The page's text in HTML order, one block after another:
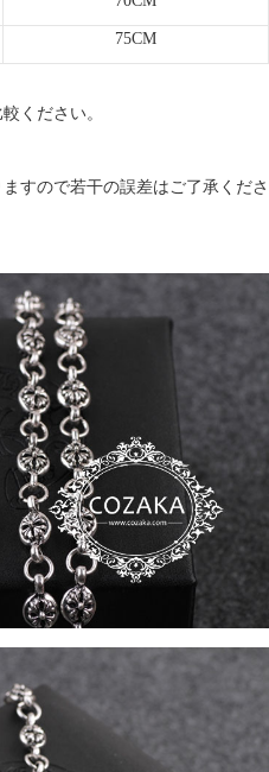
75CM
ください。
すので若干の誤差はご了承くださ